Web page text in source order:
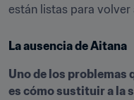
están listas para volver
La ausencia de Aitana
Uno de los problemas
es cómo sustituir a la